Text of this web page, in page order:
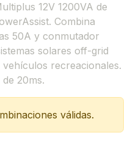
12V 1200VA de
Combina
50A y conmutador
solares off-grid
recreacionales.
20ms.
válidas.